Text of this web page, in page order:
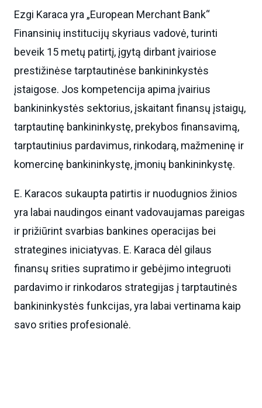
Ezgi Karaca yra „European Merchant Bank“
Finansinių institucijų skyriaus vadovė, turinti
beveik 15 metų patirtį, įgytą dirbant įvairiose
prestižinėse tarptautinėse bankininkystės
įstaigose. Jos kompetencija apima įvairius
bankininkystės sektorius, įskaitant finansų įstaigų,
tarptautinę bankininkystę, prekybos finansavimą,
tarptautinius pardavimus, rinkodarą, mažmeninę ir
komercinę bankininkystę, įmonių bankininkystę.
E. Karacos sukaupta patirtis ir nuodugnios žinios
yra labai naudingos einant vadovaujamas pareigas
ir prižiūrint svarbias bankines operacijas bei
strategines iniciatyvas. E. Karaca dėl gilaus
finansų srities supratimo ir gebėjimo integruoti
pardavimo ir rinkodaros strategijas į tarptautinės
bankininkystės funkcijas, yra labai vertinama kaip
savo srities profesionalė.